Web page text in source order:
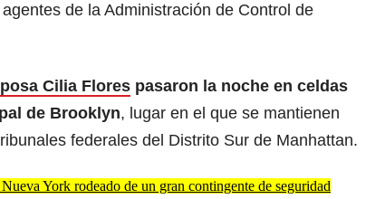
de la Administración de Control de
Cilia Flores pasaron la noche en celdas
de Brooklyn, lugar en el que se mantienen
federales del Distrito Sur de Manhattan.
York rodeado de un gran contingente de seguridad